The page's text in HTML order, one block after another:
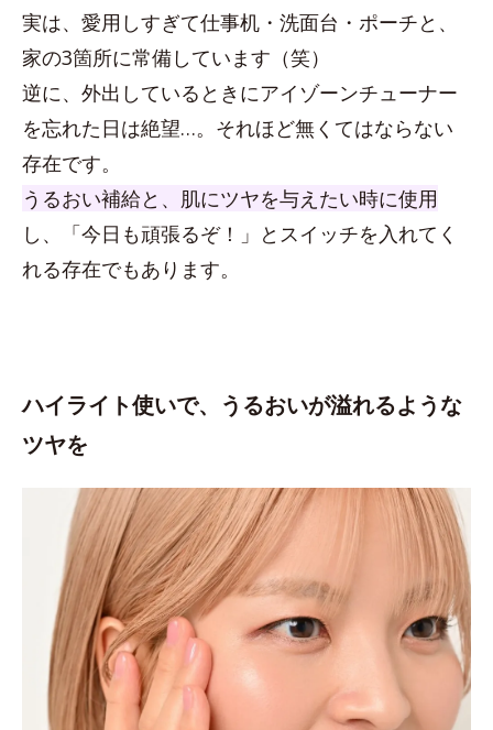
実は、愛用しすぎて仕事机・洗面台・ポーチと、
家の3箇所に常備しています（笑）
逆に、外出しているときにアイゾーンチューナー
を忘れた日は絶望…。それほど無くてはならない
存在です。
うるおい補給と、肌にツヤを与えたい時に使用
し、「今日も頑張るぞ！」とスイッチを入れてく
れる存在でもあります。
ハイライト使いで、うるおいが溢れるような
ツヤを